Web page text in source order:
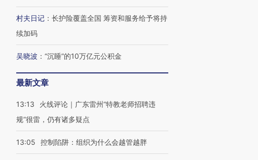
村夫日记 ： 长护险覆盖全国 筹资和服务给予将持
续加码
吴晓波 ： “沉睡”的10万亿元公积金
最新文章
13:13
火线评论｜广东雷州“特教老师招聘违
规”很雷，仍有诸多疑点
13:05 控制陷阱：组织为什么会越管越胖